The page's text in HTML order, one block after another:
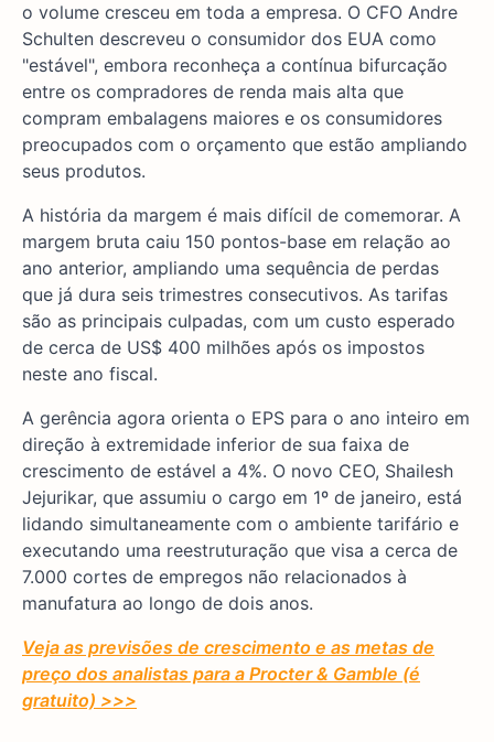
o volume cresceu em toda a empresa. O CFO Andre
Schulten descreveu o consumidor dos EUA como
"estável", embora reconheça a contínua bifurcação
entre os compradores de renda mais alta que
compram embalagens maiores e os consumidores
preocupados com o orçamento que estão ampliando
seus produtos.
A história da margem é mais difícil de comemorar. A
margem bruta caiu 150 pontos-base em relação ao
ano anterior, ampliando uma sequência de perdas
que já dura seis trimestres consecutivos. As tarifas
são as principais culpadas, com um custo esperado
de cerca de US$ 400 milhões após os impostos
neste ano fiscal.
A gerência agora orienta o EPS para o ano inteiro em
direção à extremidade inferior de sua faixa de
crescimento de estável a 4%. O novo CEO, Shailesh
Jejurikar, que assumiu o cargo em 1º de janeiro, está
lidando simultaneamente com o ambiente tarifário e
executando uma reestruturação que visa a cerca de
7.000 cortes de empregos não relacionados à
manufatura ao longo de dois anos.
Veja as previsões de crescimento e as metas de
preço dos analistas para a Procter & Gamble (é
gratuito) >>>